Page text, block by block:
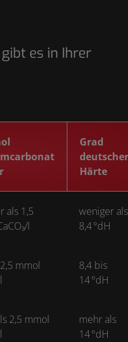
es in Ihrer
Grad
deutscher
Härte
als 1,5
l
weniger als
8,4 °dH
mmol
8,4 bis
14 °dH
2,5 mmol
mehr als
14 °dH